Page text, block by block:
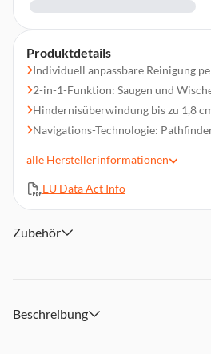
Produktdetails
Individuell anpassbare Reinigung
2-in-1-Funktion: Saugen und
Hindernisüberwindung bis zu 1,8
Navigations-Technologie:
3 einstellbare Wasserflussstufen
Betriebsdauer bis zu 135 min.
Automatische Rückkehr zur
alle Herstellerinformationen
EU Data Act Info
Zubehör
Beschreibung